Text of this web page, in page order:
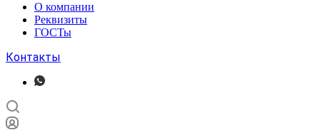
О компании
Реквизиты
ГОСТы
Контакты